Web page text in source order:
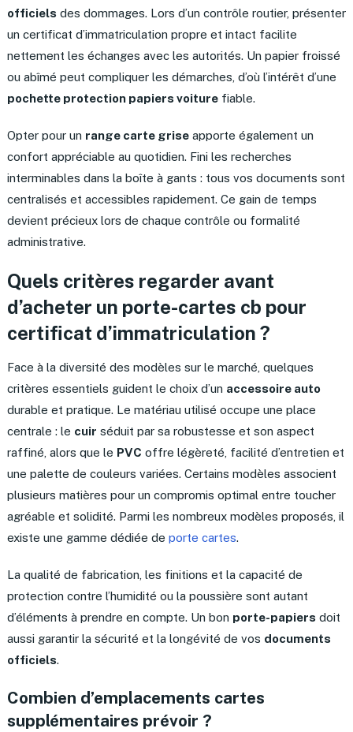
officiels des dommages. Lors d’un contrôle routier, présenter
un certificat d’immatriculation propre et intact facilite
nettement les échanges avec les autorités. Un papier froissé
ou abîmé peut compliquer les démarches, d’où l’intérêt d’une
pochette protection papiers voiturefiable.
Opter pour un range carte griseapporte également un
confort appréciable au quotidien. Fini les recherches
interminables dans la boîte à gants : tous vos documents sont
centralisés et accessibles rapidement. Ce gain de temps
devient précieux lors de chaque contrôle ou formalité
administrative.
Quels critères regarder avant
d’acheter un porte-cartes cb pour
certificat d’immatriculation ?
Face à la diversité des modèles sur le marché, quelques
critères essentiels guident le choix d’un accessoire auto
durable et pratique. Le matériau utilisé occupe une place
centrale : le cuir séduit par sa robustesse et son aspect
raffiné, alors que le PVC offre légèreté, facilité d’entretien et
une palette de couleurs variées. Certains modèles associent
plusieurs matières pour un compromis optimal entre toucher
agréable et solidité. Parmi les nombreux modèles proposés, il
existe une gamme dédiée de porte cartes.
La qualité de fabrication, les finitions et la capacité de
protection contre l’humidité ou la poussière sont autant
d’éléments à prendre en compte. Un bon porte-papiers doit
aussi garantir la sécurité et la longévité de vos documents
officiels.
Combien d’emplacements cartes
supplémentaires prévoir ?